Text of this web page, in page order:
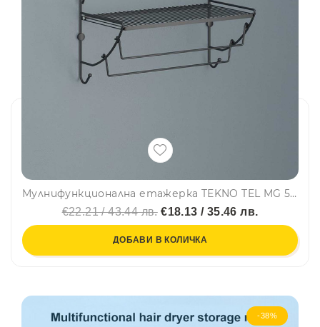
Мулнифункционална етажерка TEKNO TEL MG 503B, 43х25х25 см, Черен
€22.21 / 43.44 лв.€18.13 / 35.46 лв.
ДОБАВИ В КОЛИЧКА
-38%